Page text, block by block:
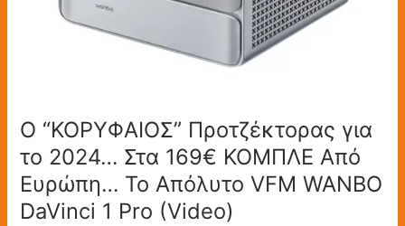
Ο “ΚΟΡΥΦΑΙΟΣ” Προτζέκτορας για
το 2024… Στα 169€ ΚΟΜΠΛΕ Από
Ευρώπη… Το Απόλυτο VFM WANBO
DaVinci 1 Pro (Video)
Απόλυτο
Pro
(Video)